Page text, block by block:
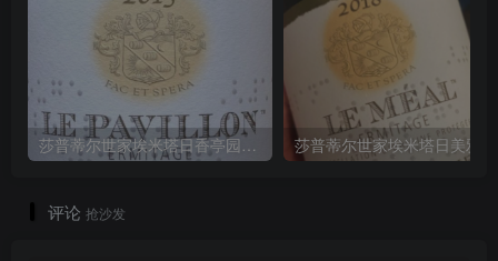
莎普蒂尔世家埃米塔日香亭园红葡萄酒M. Chapoutier Hermitage Le Pavillon2015
评论 抢沙发